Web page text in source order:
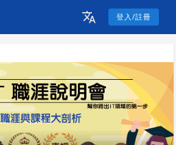
登入/註冊